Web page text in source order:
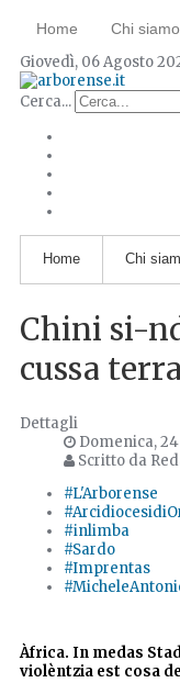
Home Chi siamo
Giovedì, 06 Agosto
Cerca...
Home Chi
Chini si-
cussa
Dettagli
Domenica,
Scritto da
#L'Arborense
#inlimba
#Sardo
#Imprentas
Àfrica. In medas
violèntzia est cosa